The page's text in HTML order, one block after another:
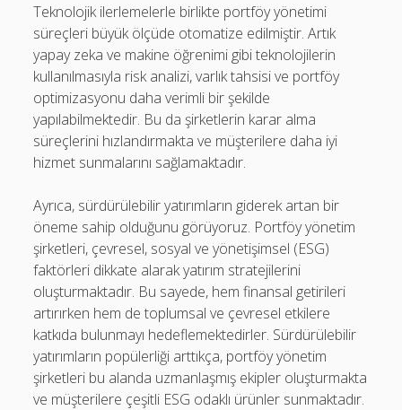
Teknolojik ilerlemelerle birlikte portföy yönetimi
süreçleri büyük ölçüde otomatize edilmiştir. Artık
yapay zeka ve makine öğrenimi gibi teknolojilerin
kullanılmasıyla risk analizi, varlık tahsisi ve portföy
optimizasyonu daha verimli bir şekilde
yapılabilmektedir. Bu da şirketlerin karar alma
süreçlerini hızlandırmakta ve müşterilere daha iyi
hizmet sunmalarını sağlamaktadır.
Ayrıca, sürdürülebilir yatırımların giderek artan bir
öneme sahip olduğunu görüyoruz. Portföy yönetim
şirketleri, çevresel, sosyal ve yönetişimsel (ESG)
faktörleri dikkate alarak yatırım stratejilerini
oluşturmaktadır. Bu sayede, hem finansal getirileri
artırırken hem de toplumsal ve çevresel etkilere
katkıda bulunmayı hedeflemektedirler. Sürdürülebilir
yatırımların popülerliği arttıkça, portföy yönetim
şirketleri bu alanda uzmanlaşmış ekipler oluşturmakta
ve müşterilere çeşitli ESG odaklı ürünler sunmaktadır.